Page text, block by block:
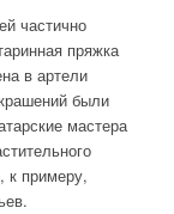
частично
пряжка
в артели
были
мастера
к примеру,